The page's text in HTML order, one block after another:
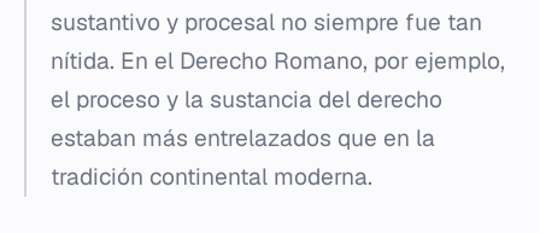
sustantivo y procesal no siempre fue tan
nítida. En el Derecho Romano, por ejemplo,
el proceso y la sustancia del derecho
estaban más entrelazados que en la
tradición continental moderna.